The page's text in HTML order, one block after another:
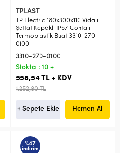
TPLAST
TP Electric 180x300x110 Vidalı
Şeffaf Kapaklı IP67 Contalı
Termoplastik Buat 3310-270-
0100
3310-270-0100
Stokta : 10 +
558,54 TL + KDV
1.252,80 TL
+ Sepete Ekle Hemen Al
%47
indirim